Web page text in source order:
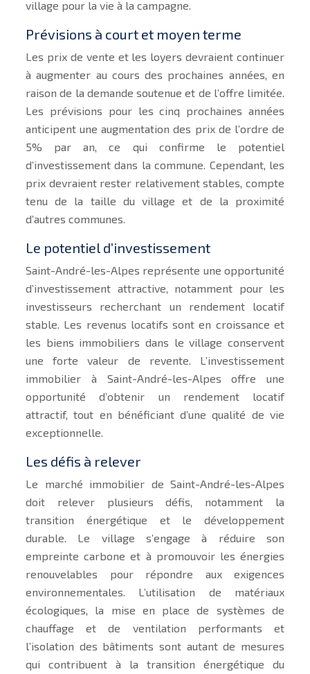
village pour la vie à la campagne.
Prévisions à court et moyen terme
Les prix de vente et les loyers devraient continuer
à augmenter au cours des prochaines années, en
raison de la demande soutenue et de l’offre limitée.
Les prévisions pour les cinq prochaines années
anticipent une augmentation des prix de l’ordre de
5% par an, ce qui confirme le potentiel
d’investissement dans la commune. Cependant, les
prix devraient rester relativement stables, compte
tenu de la taille du village et de la proximité
d’autres communes.
Le potentiel d’investissement
Saint-André-les-Alpes représente une opportunité
d’investissement attractive, notamment pour les
investisseurs recherchant un rendement locatif
stable. Les revenus locatifs sont en croissance et
les biens immobiliers dans le village conservent
une forte valeur de revente. L’investissement
immobilier à Saint-André-les-Alpes offre une
opportunité d’obtenir un rendement locatif
attractif, tout en bénéficiant d’une qualité de vie
exceptionnelle.
Les défis à relever
Le marché immobilier de Saint-André-les-Alpes
doit relever plusieurs défis, notamment la
transition énergétique et le développement
durable. Le village s’engage à réduire son
empreinte carbone et à promouvoir les énergies
renouvelables pour répondre aux exigences
environnementales. L’utilisation de matériaux
écologiques, la mise en place de systèmes de
chauffage et de ventilation performants et
l’isolation des bâtiments sont autant de mesures
qui contribuent à la transition énergétique du